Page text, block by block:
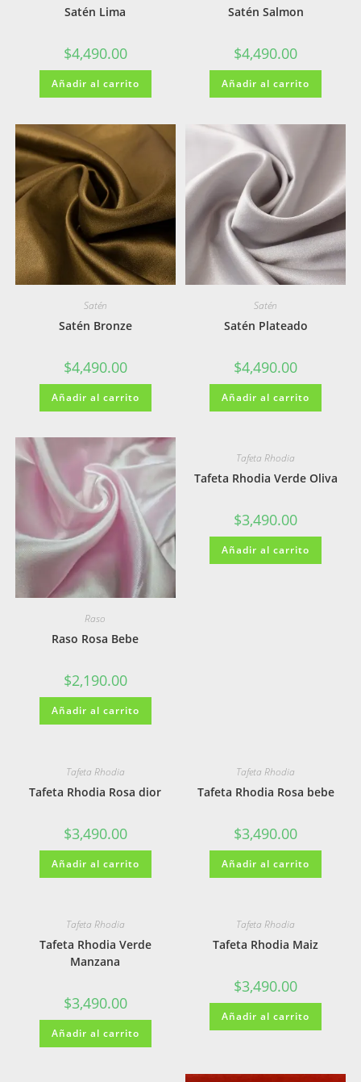
Satén Lima
$4,490.00
Añadir al carrito
Satén Salmon
$4,490.00
Añadir al carrito
Satén
Satén Bronze
$4,490.00
Añadir al carrito
Satén
Satén Plateado
$4,490.00
Añadir al carrito
Raso
Raso Rosa Bebe
$2,190.00
Añadir al carrito
Tafeta Rhodia
Tafeta Rhodia Verde Oliva
$3,490.00
Añadir al carrito
Tafeta Rhodia
Tafeta Rhodia Rosa dior
$3,490.00
Añadir al carrito
Tafeta Rhodia
Tafeta Rhodia Rosa bebe
$3,490.00
Añadir al carrito
Tafeta Rhodia
Tafeta Rhodia Verde
Manzana
$3,490.00
Añadir al carrito
Tafeta Rhodia
Tafeta Rhodia Maiz
$3,490.00
Añadir al carrito